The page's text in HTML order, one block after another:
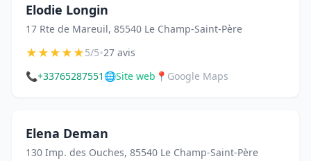
Elodie Longin
17 Rte de Mareuil, 85540 Le Champ-Saint-Père
★★★★★5/5•27 avis
📞+33765287551 🌐Site web 📍 Google Maps
Elena Deman
130 Imp. des Ouches, 85540 Le Champ-Saint-Père